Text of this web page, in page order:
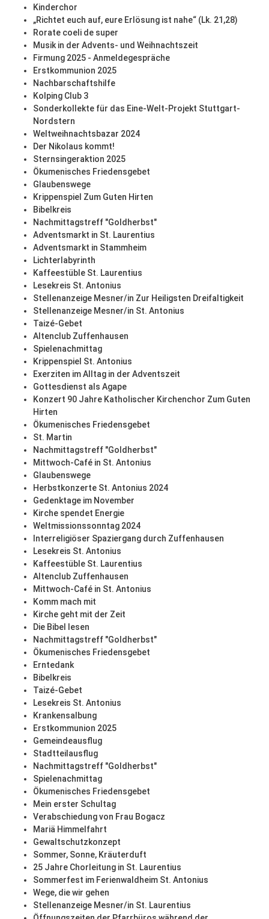
Kinderchor
„Richtet euch auf, eure Erlösung ist nahe“ (Lk. 21,28)
Rorate coeli de super
Musik in der Advents- und Weihnachtszeit
Firmung 2025 - Anmeldegespräche
Erstkommunion 2025
Nachbarschaftshilfe
Kolping Club 3
Sonderkollekte für das Eine-Welt-Projekt Stuttgart-
Nordstern
Weltweihnachtsbazar 2024
Der Nikolaus kommt!
Sternsingeraktion 2025
Ökumenisches Friedensgebet
Glaubenswege
Krippenspiel Zum Guten Hirten
Bibelkreis
Nachmittagstreff "Goldherbst"
Adventsmarkt in St. Laurentius
Adventsmarkt in Stammheim
Lichterlabyrinth
Kaffeestüble St. Laurentius
Lesekreis St. Antonius
Stellenanzeige Mesner/in Zur Heiligsten Dreifaltigkeit
Stellenanzeige Mesner/in St. Antonius
Taizé-Gebet
Altenclub Zuffenhausen
Spielenachmittag
Krippenspiel St. Antonius
Exerziten im Alltag in der Adventszeit
Gottesdienst als Agape
Konzert 90 Jahre Katholischer Kirchenchor Zum Guten
Hirten
Ökumenisches Friedensgebet
St. Martin
Nachmittagstreff "Goldherbst"
Mittwoch-Café in St. Antonius
Glaubenswege
Herbstkonzerte St. Antonius 2024
Gedenktage im November
Kirche spendet Energie
Weltmissionssonntag 2024
Interreligiöser Spaziergang durch Zuffenhausen
Lesekreis St. Antonius
Kaffeestüble St. Laurentius
Altenclub Zuffenhausen
Mittwoch-Café in St. Antonius
Komm mach mit
Kirche geht mit der Zeit
Die Bibel lesen
Nachmittagstreff "Goldherbst"
Ökumenisches Friedensgebet
Erntedank
Bibelkreis
Taizé-Gebet
Lesekreis St. Antonius
Krankensalbung
Erstkommunion 2025
Gemeindeausflug
Stadtteilausflug
Nachmittagstreff "Goldherbst"
Spielenachmittag
Ökumenisches Friedensgebet
Mein erster Schultag
Verabschiedung von Frau Bogacz
Mariä Himmelfahrt
Gewaltschutzkonzept
Sommer, Sonne, Kräuterduft
25 Jahre Chorleitung in St. Laurentius
Sommerfest im Ferienwaldheim St. Antonius
Wege, die wir gehen
Stellenanzeige Mesner/in St. Laurentius